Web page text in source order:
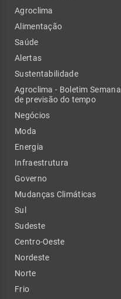
Agroclima
Alimentação
Saúde
Alertas
Sustentabilidade
Agroclima - Boletim Semanal
de previsão do tempo
Negócios
Moda
Energia
Infraestrutura
Governo
Mudanças Climáticas
Sul
Sudeste
Centro-Oeste
Nordeste
Norte
Frio